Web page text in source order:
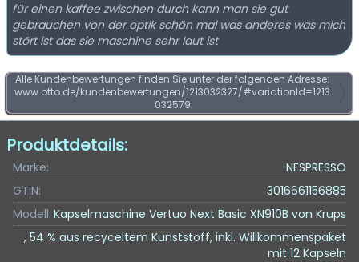
für einen kaffee zwischen durch kann man sie gut
gebrauchen von der optik schön mal was anderes was mich
stört ist das sie maschine sehr laut ist
Alle Kundenbewertungen finden Sie unter der folgenden Adresse:
www.otto.de/kundenbewertungen/1213032327/#variationId=1213
032579
Produktdetails:
Marke:
NESPRESSO
GTIN:
3016661156885
Modell: Kapselmaschine Vertuo Next Basic XN910B von Krups
, 54 % aus recyceltem Kunststoff, inkl. Willkommenspaket
mit 12 Kapseln